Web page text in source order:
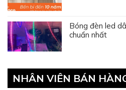
Bóng đèn led
chuẩn nhất
NHÂN VIÊN BÁN